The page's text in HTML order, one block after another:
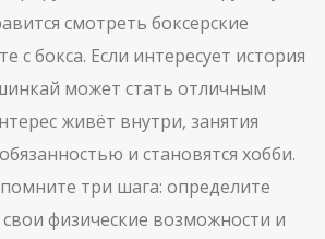
смотреть боксерские
с бокса. Если интересует история
может стать отличным
живёт внутри, занятия
и становятся хобби.
три шага: определите
физические возможности и